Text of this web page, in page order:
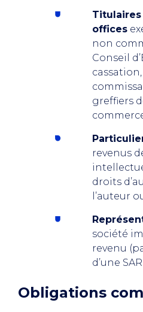
offices
non
Conseil
greffiers
revenus
droits
l’auteur
société
revenu
d’une
Obligations